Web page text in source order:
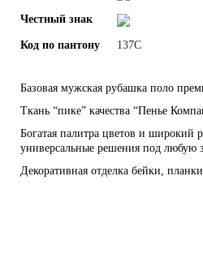
Честный знак
Код по пантону 137С
Базовая мужская рубашка поло
Ткань “пике” качества “Пенье
Богатая палитра цветов и широкий
универсальные решения под любую
Декоративная отделка бейки,